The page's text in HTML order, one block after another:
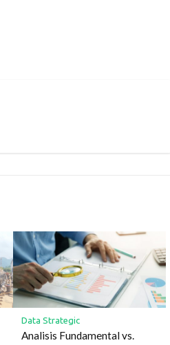
Data Strategic
Analisis Fundamental vs.